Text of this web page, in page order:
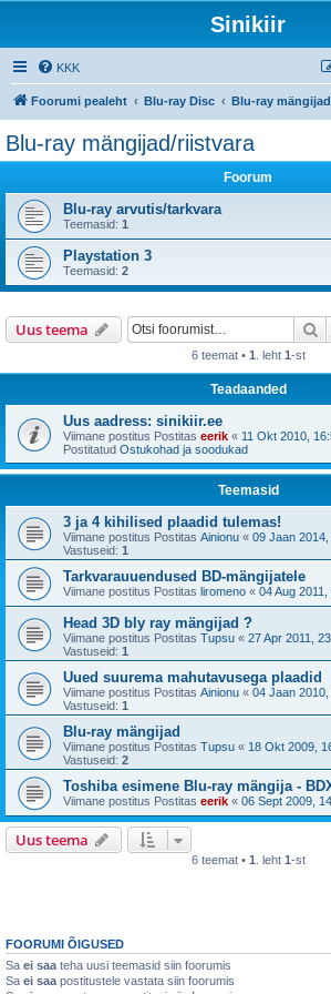
Sinikiir
KKK
Foorumi pealeht Blu-ray Disc Blu-ray
Blu-ray mängijad/riistvara
Foorum
Blu-ray arvutis/tarkvara
Teemasid: 1
Playstation 3
Teemasid: 2
Uus teema
6 teemat • 1 . leht 1-st
Teadaanded
Uus aadress: sinikiir.ee
Viimane postitus Postitas eerik « 11 Okt 2010,
Postitatud Ostukohad ja soodukad
Teemasid
3 ja 4 kihilised plaadid tulemas!
Viimane postitus Postitas Ainionu « 09 Jaan 2014,
Vastuseid: 1
Tarkvarauuendused BD-mängijatele
Viimane postitus Postitas liromeno « 04 Aug 2011,
Head 3D bly ray mängijad ?
Viimane postitus Postitas Tupsu « 27 Apr 2011,
Vastuseid: 1
Uued suurema mahutavusega plaadid
Viimane postitus Postitas Ainionu « 04 Jaan 2010,
Vastuseid: 1
Blu-ray mängijad
Viimane postitus Postitas Tupsu « 18 Okt 2009,
Vastuseid: 2
Toshiba esimene Blu-ray mängija -
Viimane postitus Postitas eerik « 06 Sept 2009,
Uus teema
6 teemat • 1 . leht 1-st
FOORUMI ÕIGUSED
Sa ei saa teha uusi teemasid siin foorumis
Sa ei saa postitustele vastata siin foorumis